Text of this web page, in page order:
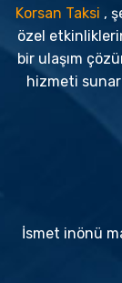
Korsan Taksi ,
özel
bir ulaşım
hizmeti
İsmet inönü